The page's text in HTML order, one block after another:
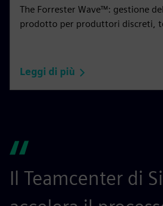
The Forrester Wave™: gestione
prodotto per produttori discreti,
Leggi di più
Il Teamcenter di